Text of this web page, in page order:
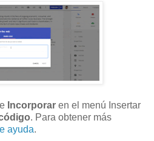
Incorporar en el menú Insertar
. Para obtener más
ayuda.